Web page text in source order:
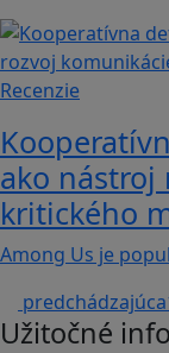
Recenzie
ako nástroj
kritického
Among Us je
predchádzajúca
Užitočné